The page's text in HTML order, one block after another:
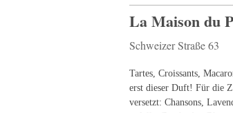
La Maison du
Schweizer Straße 63
Tartes, Croissants,
erst dieser Duft! Für die
versetzt: Chansons,